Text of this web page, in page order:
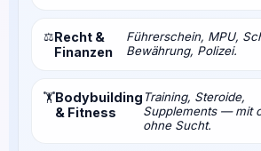
⚖️Recht &
Finanzen
Führerschein, MPU,
Bewährung, Polizei.
🏋️Bodybuilding
& Fitness
Training, Steroide,
Supplements — mit
ohne Sucht.